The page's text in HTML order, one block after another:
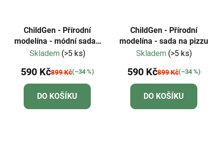
ChildGen - Přírodní
modelína - módní sada -
pro mladé návrháře!
Skladem (>5 ks)
590 Kč899 Kč(–34 %)
DO KOŠÍKU
ChildGen - Přírodní
modelína - sada na pizzu
Skladem (>5 ks)
590 Kč899 Kč(–34 %)
DO KOŠÍKU